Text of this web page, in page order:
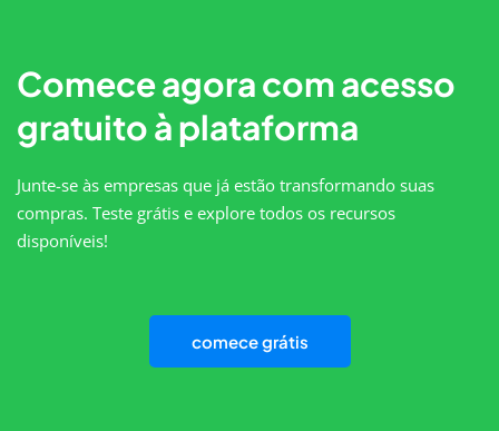
Comece agora com acesso
gratuito à plataforma
Junte-se às empresas que já estão transformando suas
compras. Teste grátis e explore todos os recursos
disponíveis!
comece grátis